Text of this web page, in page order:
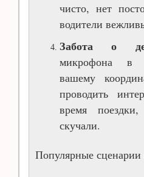
чисто, нет
водители
Забота о
микрофона в
вашему
проводить
время
скучали.
Популярные сценарии